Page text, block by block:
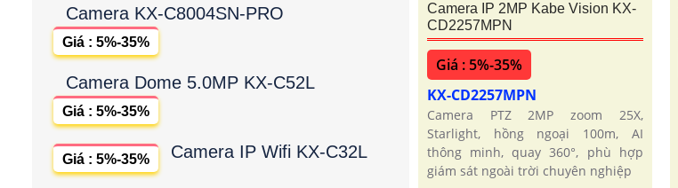
Camera KX-C8004SN-PRO
Giá : 5%-35%
Camera Dome 5.0MP KX-C52L
Giá : 5%-35%
Camera IP Wifi KX-C32L
Giá : 5%-35%
Camera IP 2MP Kabe Vision KX-
CD2257MPN
Giá : 5%-35%
KX-CD2257MPN
Camera PTZ 2MP zoom 25X,
Starlight, hồng ngoại 100m, AI
thông minh, quay 360°, phù hợp
giám sát ngoài trời chuyên nghiệp